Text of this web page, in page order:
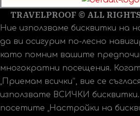
TRAVELPROOF © ALL
Ние използваме бисквитки на
да ви осигурим по-лесно
като помним вашите
многократни посещения.
„Приемам всички“, вие се
използвате ВСИЧКИ
посетите „Настройки на